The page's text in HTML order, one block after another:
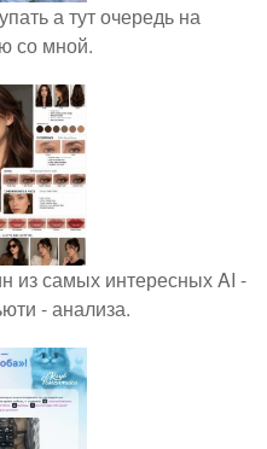
а тут очередь на
со мной.
из самых интересных AI -
- анализа.